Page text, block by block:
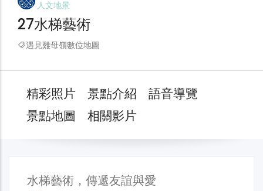
人文地景
27水梯藝術
遇見雞母嶺數位地圖
精彩照片 景點介紹
語音導覽
景點地圖
相關影片
水梯藝術，傳遞友誼與愛